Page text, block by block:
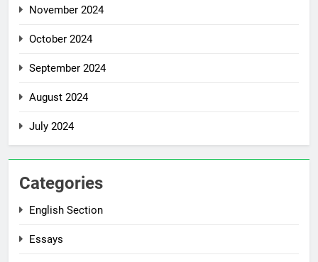
November 2024
October 2024
September 2024
August 2024
July 2024
Categories
English Section
Essays